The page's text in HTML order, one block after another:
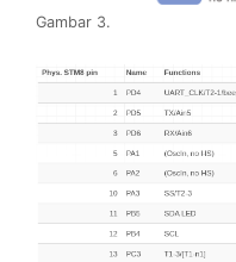
Gambar 3.